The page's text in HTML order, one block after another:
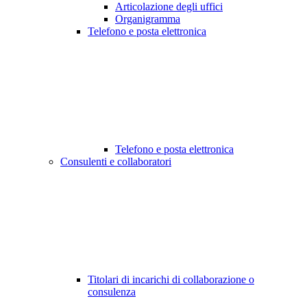
Articolazione degli uffici
Organigramma
Telefono e posta elettronica
Telefono e posta elettronica
Consulenti e collaboratori
Titolari di incarichi di collaborazione o
consulenza